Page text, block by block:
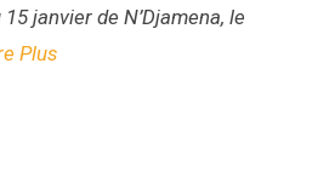
janvier de N’Djamena, le
Plus